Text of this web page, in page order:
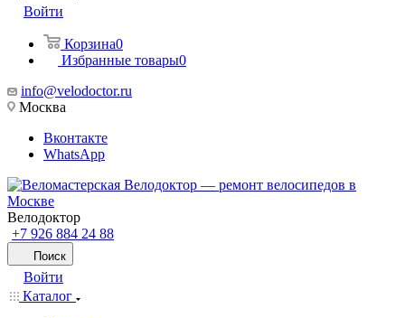
Войти
Корзина0
Избранные товары0
info@velodoctor.ru
Москва
Вконтакте
WhatsApp
Велодоктор
+7 926 884 24 88
Поиск
Войти
Каталог